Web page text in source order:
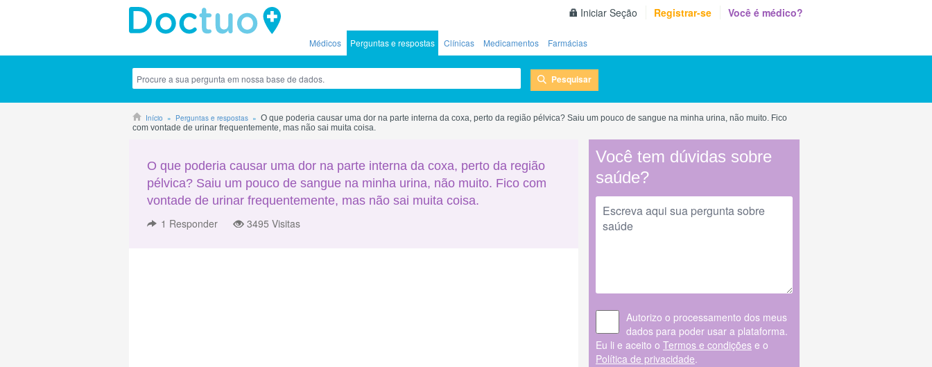
Iniciar Seção Registrar-se Você é médico?
Médicos Perguntas e respostas Clínicas Medicamentos Farmácias
Pesquisar
Início Perguntas e respostas
O que poderia causar uma dor na parte interna da coxa, perto da região pélvica? Saiu um pouco de sangue na minha urina, não muito. Fico
com vontade de urinar frequentemente, mas não sai muita coisa.
O que poderia causar uma dor na parte interna da coxa, perto da região
pélvica? Saiu um pouco de sangue na minha urina, não muito. Fico com
vontade de urinar frequentemente, mas não sai muita coisa.
1 Responder 3495 Visitas
Você tem dúvidas sobre
saúde?
Autorizo o processamento dos meus
dados para poder usar a plataforma.
Eu li e aceito o Termos e condiçõese o
Política de privacidade.